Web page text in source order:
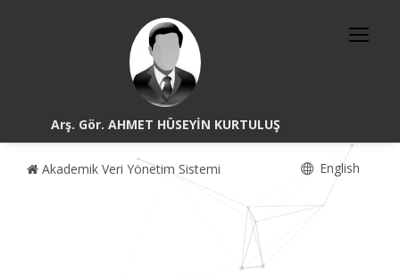
Arş. Gör. AHMET HÜSEYİN KURTULUŞ
Akademik Veri Yönetim Sistemi English